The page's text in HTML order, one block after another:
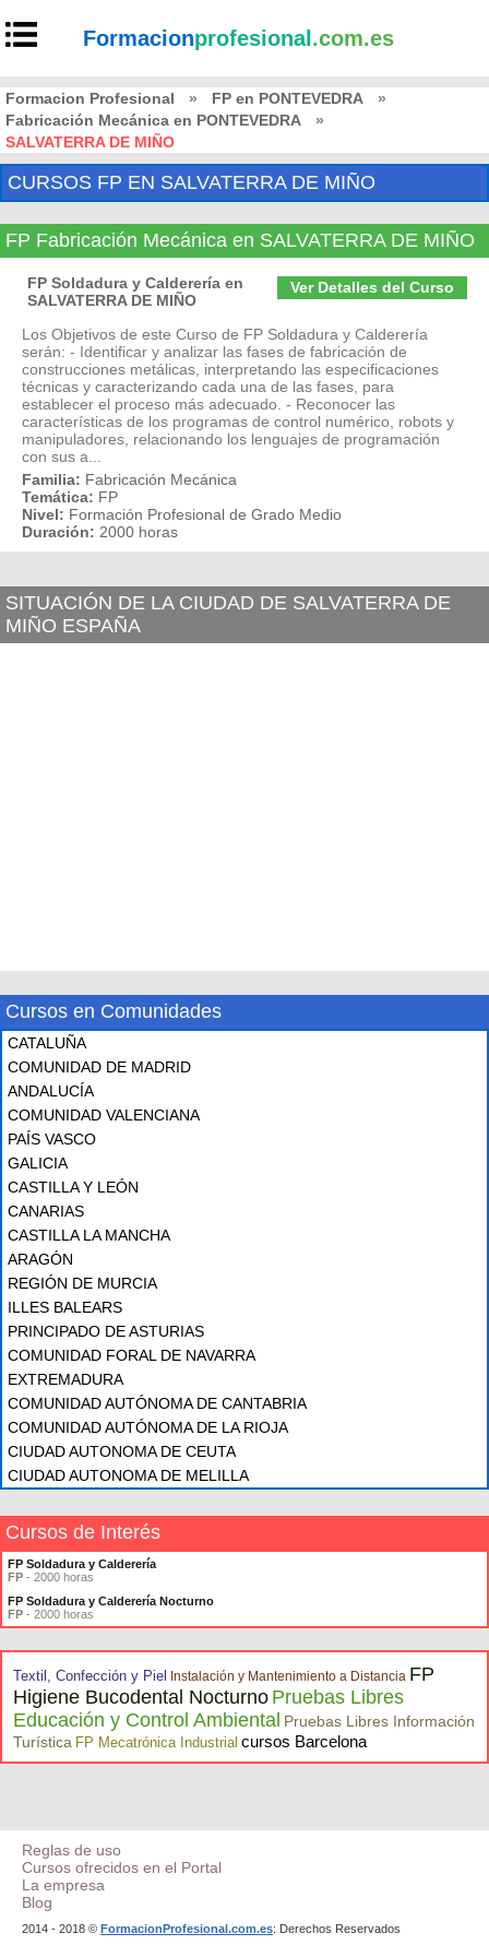
Formacionprofesional .com.es
Formacion Profesional » FP en PONTEVEDRA
»
Fabricación Mecánica en PONTEVEDRA
»
SALVATERRA DE MIÑO
CURSOS FP EN SALVATERRA DE MIÑO
FP Fabricación Mecánica en SALVATERRA DE MIÑO
Ver Detalles del Curso
FP Soldadura y Calderería en
SALVATERRA DE MIÑO
Los Objetivos de este Curso de FP Soldadura y Calderería
serán: - Identificar y analizar las fases de fabricación de
construcciones metálicas, interpretando las especificaciones
técnicas y caracterizando cada una de las fases, para
establecer el proceso más adecuado. - Reconocer las
características de los programas de control numérico, robots y
manipuladores, relacionando los lenguajes de programación
con sus a...
Familia: Fabricación Mecánica
Temática: FP
Nivel: Formación Profesional de Grado Medio
Duración: 2000 horas
SITUACIÓN DE LA CIUDAD DE SALVATERRA DE
MIÑO ESPAÑA
Cursos en Comunidades
CATALUÑA
COMUNIDAD DE MADRID
ANDALUCÍA
COMUNIDAD VALENCIANA
PAÍS VASCO
GALICIA
CASTILLA Y LEÓN
CANARIAS
CASTILLA LA MANCHA
ARAGÓN
REGIÓN DE MURCIA
ILLES BALEARS
PRINCIPADO DE ASTURIAS
COMUNIDAD FORAL DE NAVARRA
EXTREMADURA
COMUNIDAD AUTÓNOMA DE CANTABRIA
COMUNIDAD AUTÓNOMA DE LA RIOJA
CIUDAD AUTONOMA DE CEUTA
CIUDAD AUTONOMA DE MELILLA
Cursos de Interés
FP Soldadura y Calderería
FP - 2000 horas
FP Soldadura y Calderería Nocturno
FP - 2000 horas
Textil, Confección y Piel Instalación y Mantenimiento a Distancia FP
Higiene Bucodental Nocturno Pruebas Libres
Educación y Control Ambiental Pruebas Libres Información
Turística FP Mecatrónica Industrial cursos Barcelona
Reglas de uso
Cursos ofrecidos en el Portal
La empresa
Blog
2014 - 2018 © FormacionProfesional.com.es: Derechos Reservados